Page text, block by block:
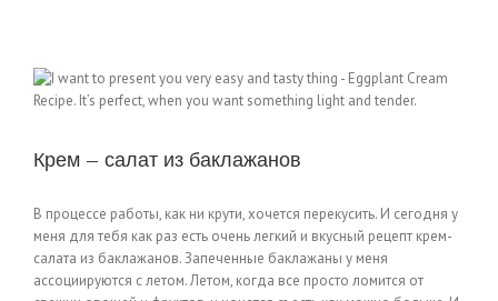
Крем — салат из баклажанов
В процессе работы, как ни крути, хочется перекусить. И сегодня у
меня для тебя как раз есть очень легкий и вкусный рецепт крем-
салата из баклажанов. Запеченные баклажаны у меня
ассоциируются с летом. Летом, когда все просто ломится от